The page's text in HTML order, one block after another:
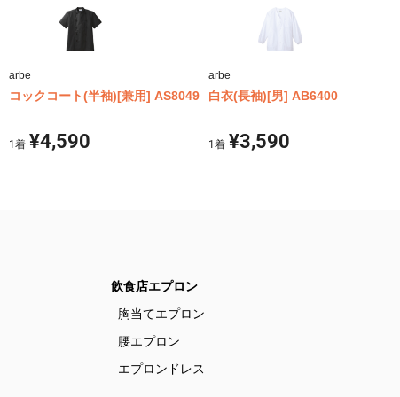
arbe
コックコート(半袖)[兼用] AS8049
1 着 ¥4,590
arbe
白衣(長袖)[男] AB6400
1着 ¥3,590
飲食店エプロン
胸当てエプロン
腰エプロン
エプロンドレス